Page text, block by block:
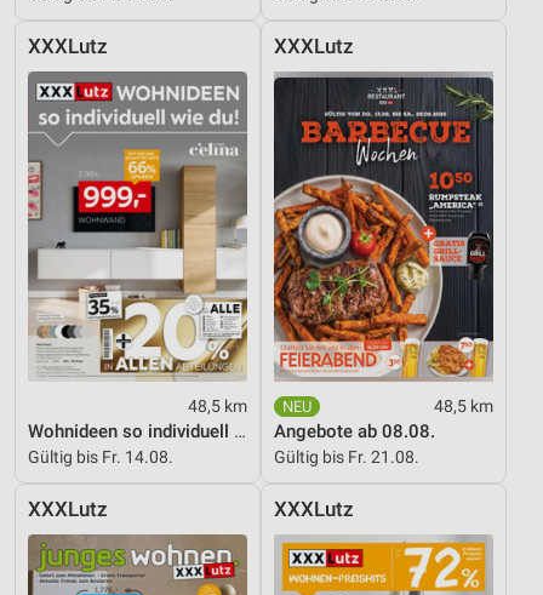
XXXLutz
48,5 km
Wohnideen so individuell wie du!
Gültig bis Fr. 14.08.
XXXLutz
48,5 km
Angebote ab 08.08.
Gültig bis Fr. 21.08.
XXXLutz XXXLutz
IAB-Verarbeitungszwecke:
Speichern von oder Zugriff auf Informationen
auf einem Endgerät
Verwendung reduzierter Daten zur Auswahl von
Werbeanzeigen
Erstellung von Profilen für personalisierte
Werbung
Verwendung von Profilen zur Auswahl
personalisierter Werbung
Erstellung von Profilen zur Personalisierung
von Inhalten
Verwendung von Profilen zur Auswahl
personalisierter Inhalte
Messung der Werbeleistung
Messung der Performance von Inhalten